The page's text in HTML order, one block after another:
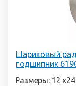
Шариковый
подшипник
Размеры: 12 х24